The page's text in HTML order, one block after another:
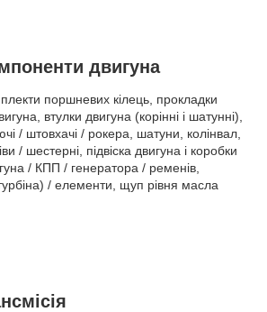
двигуна
поршневих кілець, прокладки
втулки двигуна (корінні і шатунні),
/ штовхачі / рокера, шатуни, колінвал,
/ шестерні, підвіска двигуна і коробки
/ КПП / генератора / ременів,
/ елементи, щуп рівня масла